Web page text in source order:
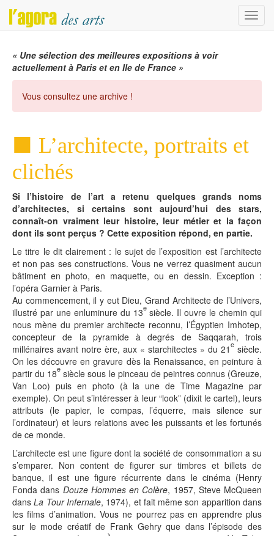
Menu
« Une sélection des meilleures expositions à voir
actuellement à Paris et en Ile de France »
Vous consultez une archive !
L’architecte, portraits et
clichés
Si l’histoire de l’art a retenu quelques grands noms
d’architectes, si certains sont aujourd’hui des stars,
connaît-on vraiment leur histoire, leur métier et la façon
dont ils sont perçus ? Cette exposition répond, en partie.
Le titre le dit clairement : le sujet de l’exposition est l’architecte
et non pas ses constructions. Vous ne verrez quasiment aucun
bâtiment en photo, en maquette, ou en dessin. Exception :
l’opéra Garnier à Paris.
Au commencement, il y eut Dieu, Grand Architecte de l’Univers,
illustré par une enluminure du 13esiècle. Il ouvre le chemin qui
nous mène du premier architecte reconnu, l’Égyptien Imhotep,
concepteur de la pyramide à degrés de Saqqarah, trois
millénaires avant notre ère, aux « starchitectes » du 21e siècle.
On les découvre en gravure dès la Renaissance, en peinture à
partir du 18e siècle sous le pinceau de peintres connus (Greuze,
Van Loo) puis en photo (à la une de Time Magazine par
exemple). On peut s’intéresser à leur “look” (dixit le cartel), leurs
attributs (le papier, le compas, l’équerre, mais silence sur
l’ordinateur) et leurs relations avec les puissants et les fortunés
de ce monde.
L’architecte est une figure dont la société de consommation a su
s’emparer. Non content de figurer sur timbres et billets de
banque, il est une figure récurrente dans le cinéma (Henry
Fonda dans Douze Hommes en Colère, 1957, Steve McQueen
dansLa Tour Infernale, 1974), et fait même son apparition dans
les films d’animation. Vous ne pourrez pas en apprendre plus
sur le mode créatif de Frank Gehry que dans l’épisode des